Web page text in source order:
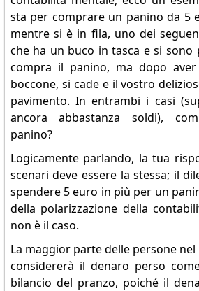
sta per comprare un panino da 5
mentre si è in fila, uno dei
che ha un buco in tasca e si sono
compra il panino, ma dopo
boccone, si cade e il vostro
pavimento. In entrambi i casi
ancora abbastanza soldi),
panino?
Logicamente parlando, la tua
scenari deve essere la stessa; il
spendere 5 euro in più per un
della polarizzazione della
non è il caso.
La maggior parte delle persone
considererà il denaro perso
bilancio del pranzo, poiché il